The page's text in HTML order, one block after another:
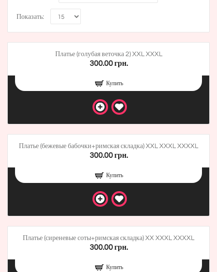
Показать:
Платье (голубая веточка 2) XXL XXXL
300.00 грн.
Купить
Платье (бежевые бабочки+римская складка) XXL XXXL XXXXL
300.00 грн.
Купить
Платье (сиреневые соты+римская складка) XX XXXL XXXXL
300.00 грн.
Купить